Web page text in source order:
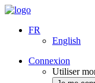
FR
English
Connexion
Utiliser